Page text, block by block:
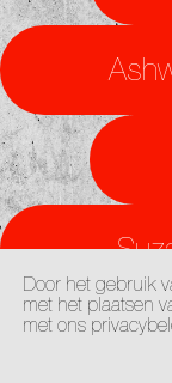
Door het gebruik
met het plaatsen
met ons